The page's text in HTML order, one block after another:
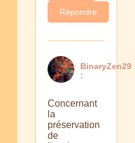
Répondre
BinaryZen29
:
Concernant
la
préservation
de